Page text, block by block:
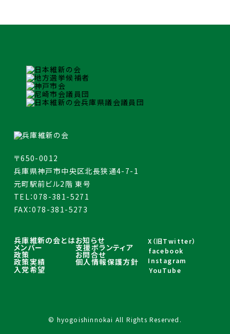
〒650-0012
兵庫県神戸市中央区北長狭通4-7-1
元町駅前ビル2階 東号
TEL：078-381-5271
FAX：078-381-5273
兵庫維新の会とは
メンバー
政策
政策実績
入党希望
お知らせ
支援ボランティア
お問合せ
個人情報保護方針
X（旧Twitter）
facebook
Instagram
YouTube
© hyogoishinnokai All Rights Reserved.